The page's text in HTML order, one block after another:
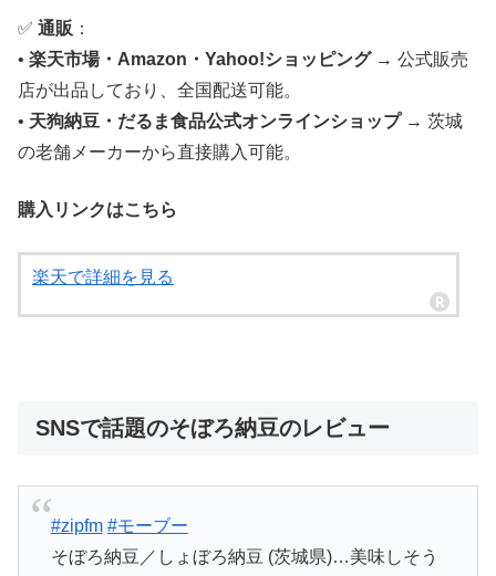
✅ 通販 ：
• 楽天市場・Amazon・Yahoo!ショッピング→ 公式販売
店が出品しており、全国配送可能。
• 天狗納豆・だるま食品公式オンラインショップ→ 茨城
の老舗メーカーから直接購入可能。
購入リンクはこちら
楽天で詳細を見る
SNSで話題のそぼろ納豆のレビュー
#zipfm #モーブー
そぼろ納豆／しょぼろ納豆 (茨城県)…美味しそう